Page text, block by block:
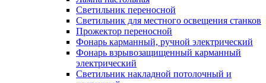
Светильник переносной
Светильник для местного освещения станков
Прожектор переносной
Фонарь карманный, ручной электрический
Фонарь взрывозащищенный карманный
электрический
Светильник накладной потолочный и